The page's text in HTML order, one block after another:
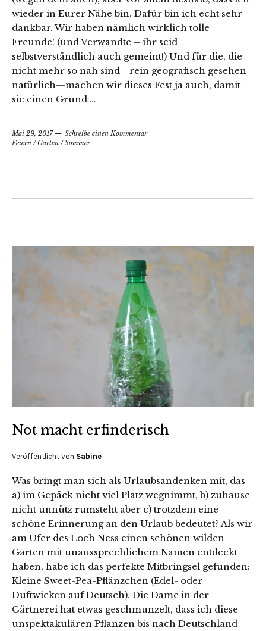
wieder in Eurer Nähe bin. Dafür bin ich echt sehr
dankbar. Wir haben nämlich wirklich tolle
Freunde! (und Verwandte – ihr seid
selbstverständlich auch gemeint!) Und für die, die
nicht mehr so nah sind—rein geografisch gesehen
natürlich—machen wir dieses Fest ja auch, damit
sie einen Grund …
Mai 29, 2017
Schreibe einen Kommentar
Feiern /Garten /Sommer
Not macht erfinderisch
Veröffentlicht von Sabine
Was bringt man sich als Urlaubsandenken mit, das
a) im Gepäck nicht viel Platz wegnimmt, b) zuhause
nicht unnütz rumsteht aber c) trotzdem eine
schöne Erinnerung an den Urlaub bedeutet? Als wir
am Ufer des Loch Ness einen schönen wilden
Garten mit unaussprechlichem Namen entdeckt
haben, habe ich das perfekte Mitbringsel gefunden:
Kleine Sweet-Pea-Pflänzchen (Edel- oder
Duftwicken auf Deutsch). Die Dame in der
Gärtnerei hat etwas geschmunzelt, dass ich diese
unspektakulären Pflanzen bis nach Deutschland